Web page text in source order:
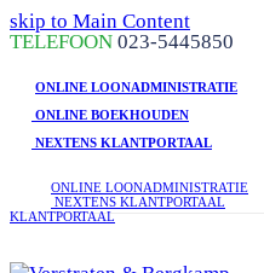
skip to Main Content
linkedin
facebook
phone
TELEFOON 023-5445850
ONLINE LOONADMINISTRATIE
ONLINE BOEKHOUDEN
NEXTENS KLANTPORTAAL
ONLINE LOONADMINISTRATIE
NEXTENS KLANTPORTAAL
KLANTPORTAAL